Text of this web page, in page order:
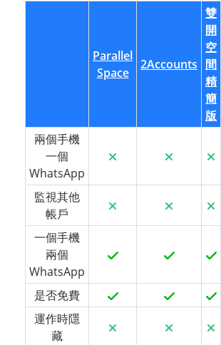
Parallel
Space
2Accounts
雙
開
空
間
精
簡
版
兩個手機
一個
WhatsApp
監視其他
帳戶
一個手機
兩個
WhatsApp
是否免費
運作時隱
藏